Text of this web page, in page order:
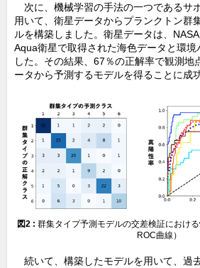
次に、機械学習の手法の一つであるサ
用いて、衛星データからプランクトン群
ルを構築しました。衛星データは、NASA
Aqua衛星で取得された海色データと環境
した。その結果、67％の正解率で観測地
ータから予測するモデルを得ることに成
図2 : 群集タイプ予測モデルの交差検証におけ
ROC曲線）
続いて、構築したモデルを用いて、過